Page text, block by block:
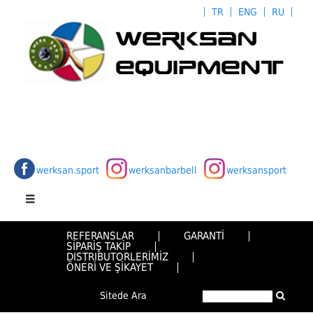
RU
ENG
TR
werksan.sport werksanbarbell werksansport
REFERANSLAR
GARANTİ
SİPARİŞ TAKİP
DISTRIBUTORLERİMİZ
ÖNERİ VE ŞİKAYET
Sitede Ara